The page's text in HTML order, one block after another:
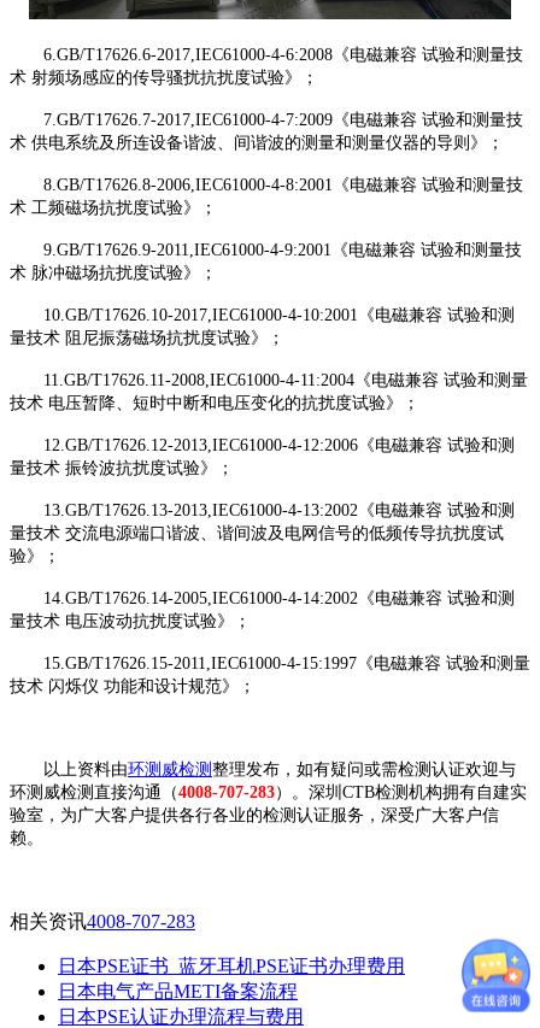
6.GB/T17626.6-2017,IEC61000-4-6:2008《电磁兼容 试验和测量技
术 射频场感应的传导骚扰抗扰度试验》；
7.GB/T17626.7-2017,IEC61000-4-7:2009《电磁兼容 试验和测量技
术 供电系统及所连设备谐波、间谐波的测量和测量仪器的导则》；
8.GB/T17626.8-2006,IEC61000-4-8:2001《电磁兼容 试验和测量技
术 工频磁场抗扰度试验》；
9.GB/T17626.9-2011,IEC61000-4-9:2001《电磁兼容 试验和测量技
术 脉冲磁场抗扰度试验》；
10.GB/T17626.10-2017,IEC61000-4-10:2001《电磁兼容 试验和测
量技术 阻尼振荡磁场抗扰度试验》；
11.GB/T17626.11-2008,IEC61000-4-11:2004《电磁兼容 试验和测量
技术 电压暂降、短时中断和电压变化的抗扰度试验》；
12.GB/T17626.12-2013,IEC61000-4-12:2006《电磁兼容 试验和测
量技术 振铃波抗扰度试验》；
13.GB/T17626.13-2013,IEC61000-4-13:2002《电磁兼容 试验和测
量技术 交流电源端口谐波、谐间波及电网信号的低频传导抗扰度试
验》；
14.GB/T17626.14-2005,IEC61000-4-14:2002《电磁兼容 试验和测
量技术 电压波动抗扰度试验》；
15.GB/T17626.15-2011,IEC61000-4-15:1997《电磁兼容 试验和测量
技术 闪烁仪 功能和设计规范》；
以上资料由环测威检测 整理发布，如有疑问或需检测认证欢迎与
环测威检测直接沟通（4008-707-283）。深圳CTB检测机构拥有自建实
验室，为广大客户提供各行各业的检测认证服务，深受广大客户信
赖。
相关资讯4008-707-283
日本PSE证书_蓝牙耳机PSE证书办理费用
日本电气产品METI备案流程
日本PSE认证办理流程与费用